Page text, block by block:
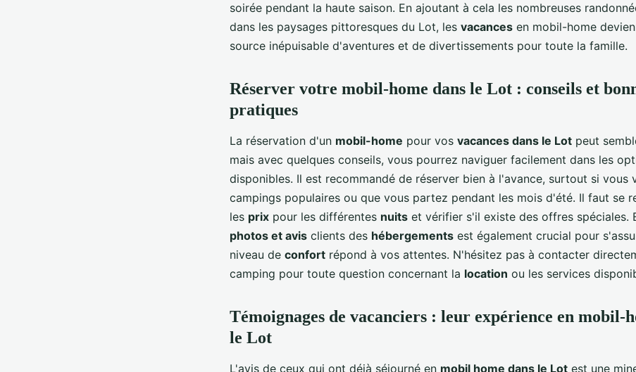
soirée pendant la haute saison. En ajoutant à cela les nombreuses
dans les paysages pittoresques du Lot, les vacances en mobil-home
source inépuisable d'aventures et de divertissements pour toute la famille.
Réserver votre mobil-home dans le Lot : conseils et
pratiques
La réservation d'un mobil-home pour vos vacances dans le Lot peut
mais avec quelques conseils, vous pourrez naviguer facilement dans les
disponibles. Il est recommandé de réserver bien à l'avance, surtout si vous
campings populaires ou que vous partez pendant les mois d'été. Il faut se
les prix pour les différentes nuits et vérifier s'il existe des offres spéciales.
photos et avis clients des hébergements est également crucial pour
niveau de confort répond à vos attentes. N'hésitez pas à contacter
camping pour toute question concernant la location ou les services
Témoignages de vacanciers : leur expérience en mobil-
le Lot
L'avis de ceux qui ont déjà séjourné en mobil home dans le Lot est une